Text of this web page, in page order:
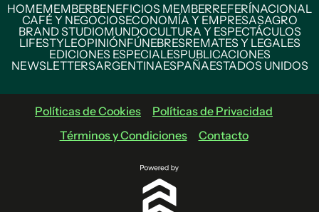
HOMEMEMBERBENEFICIOS MEMBERREFERÍNACIONAL
CAFÉ Y NEGOCIOSECONOMÍA Y EMPRESASAGRO
BRAND STUDIOMUNDOCULTURA Y ESPECTÁCULOS
LIFESTYLEOPINIÓNFÚNEBRESREMATES Y LEGALES
EDICIONES ESPECIALESPUBLICACIONES
NEWSLETTERSARGENTINAESPAÑAESTADOS UNIDOS
Políticas de Cookies
Políticas de Privacidad
Términos y Condiciones
Contacto